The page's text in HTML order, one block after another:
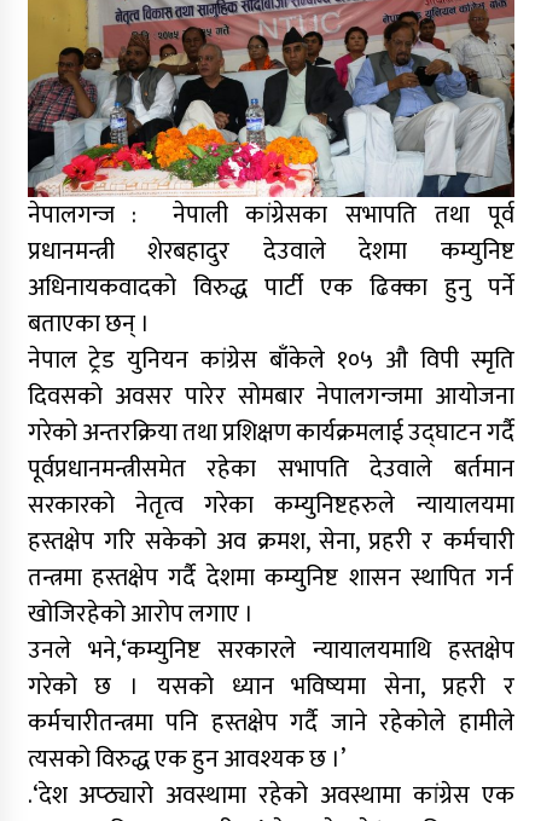
नेपालगन्ज : नेपाली कांग्रेसका सभापति तथा पूर्व
प्रधानमन्त्री शेरबहादुर देउवाले देशमा कम्युनिष्ट
अधिनायकवादको विरुद्ध पार्टी एक ढिक्का हुनु पर्ने
बताएका छन् ।
नेपाल ट्रेड युनियन कांग्रेस बाँकेले १०५ औ विपी स्मृति
दिवसको अवसर पारेर सोमबार नेपालगन्जमा आयोजना
गरेको अन्तरक्रिया तथा प्रशिक्षण कार्यक्रमलाई उद्घाटन गर्दै
पूर्वप्रधानमन्त्रीसमेत रहेका सभापति देउवाले बर्तमान
सरकारको नेतृत्व गरेका कम्युनिष्टहरुले न्यायालयमा
हस्तक्षेप गरि सकेको अव क्रमश, सेना, प्रहरी र कर्मचारी
तन्त्रमा हस्तक्षेप गर्दै देशमा कम्युनिष्ट शासन स्थापित गर्न
खोजिरहेको आरोप लगाए ।
उनले भने,‘कम्युनिष्ट सरकारले न्यायालयमाथि हस्तक्षेप
गरेको छ । यसको ध्यान भविष्यमा सेना, प्रहरी र
कर्मचारीतन्त्रमा पनि हस्तक्षेप गर्दै जाने रहेकोले हामीले
त्यसको विरुद्ध एक हुन आवश्यक छ ।’
.‘देश अप्ठ्यारो अवस्थामा रहेको अवस्थामा कांग्रेस एक